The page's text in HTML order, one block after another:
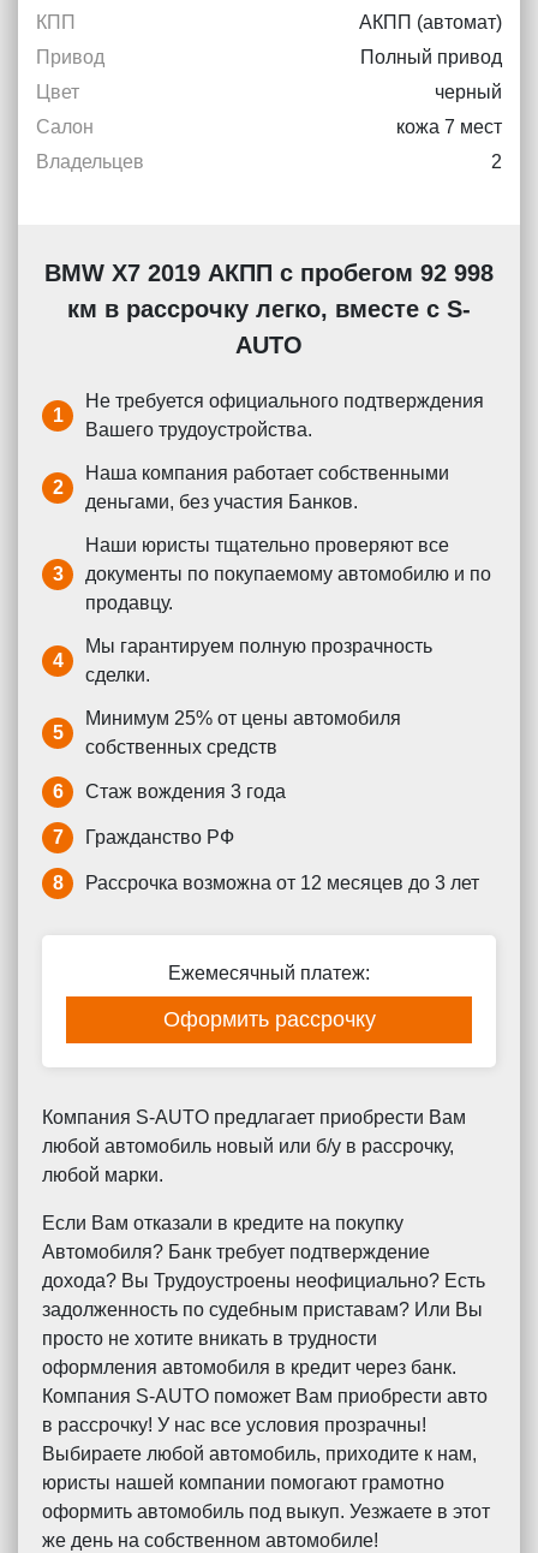
КПП
АКПП (автомат)
Привод
Полный привод
Цвет
черный
Салон
кожа 7 мест
Владельцев
2
BMW X7 2019 АКПП с пробегом 92 998
км в рассрочку легко, вместе с S-
AUTO
1
Не требуется официального подтверждения
Вашего трудоустройства.
2
Наша компания работает собственными
деньгами, без участия Банков.
3
Наши юристы тщательно проверяют все
документы по покупаемому автомобилю и по
продавцу.
4
Мы гарантируем полную прозрачность
сделки.
5
Минимум 25% от цены автомобиля
собственных средств
6 Стаж вождения 3 года
7 Гражданство РФ
8 Рассрочка возможна от 12 месяцев до 3 лет
Ежемесячный платеж:
Оформить рассрочку
Компания S-AUTO предлагает приобрести Вам
любой автомобиль новый или б/у в рассрочку,
любой марки.
Если Вам отказали в кредите на покупку
Автомобиля? Банк требует подтверждение
дохода? Вы Трудоустроены неофициально? Есть
задолженность по судебным приставам? Или Вы
просто не хотите вникать в трудности
оформления автомобиля в кредит через банк.
Компания S-AUTO поможет Вам приобрести авто
в рассрочку! У нас все условия прозрачны!
Выбираете любой автомобиль, приходите к нам,
юристы нашей компании помогают грамотно
оформить автомобиль под выкуп. Уезжаете в этот
же день на собственном автомобиле!